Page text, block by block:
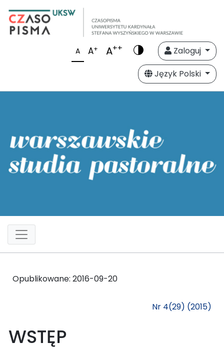
A A+ A++
Zaloguj
Język Polski
Opublikowane: 2016-09-20
Nr 4(29) (2015)
WSTĘP